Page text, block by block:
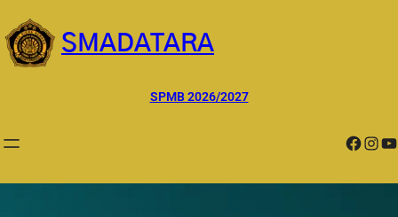
ke
konten
SMADATARA
SPMB 2026/2027
Facebook InstagramYouTube